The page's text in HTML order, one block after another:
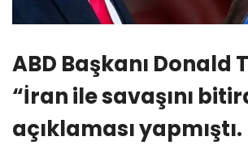
ABD Başkanı Donald
“İran ile savaşını
açıklaması